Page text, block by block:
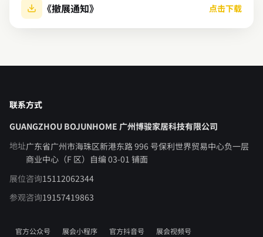
《撤展通知》 点击下载
联系方式
GUANGZHOU BOJUNHOME 广州博骏家居科技有限公司
地址广东省广州市海珠区新港东路 996 号保利世界贸易中心负一层
商业中心（F 区）自编 03-01 铺面
展位咨询15112062344
参观咨询19157419863
官方公众号 展会小程序 官方抖音号 展会视频号